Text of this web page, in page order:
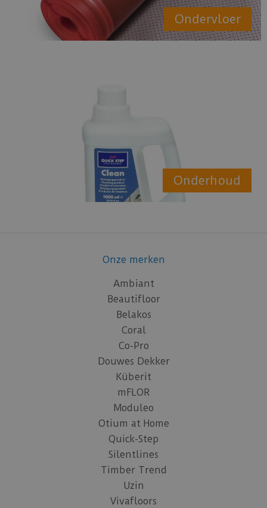
Ondervloer
Onderhoud
Onze merken
Ambiant
Beautifloor
Belakos
Coral
Co-Pro
Douwes Dekker
Küberit
mFLOR
Moduleo
Otium at Home
Quick-Step
Silentlines
Timber Trend
Uzin
Vivafloors